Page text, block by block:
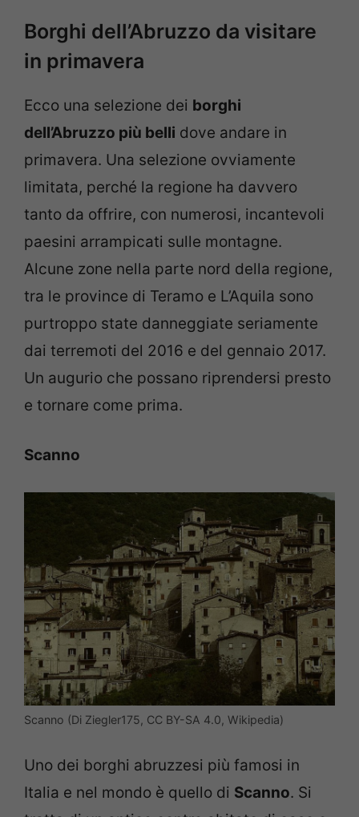
Borghi dell’Abruzzo da visitare
in primavera
Ecco una selezione dei borghi
dell’Abruzzo più belli dove andare in
primavera. Una selezione ovviamente
limitata, perché la regione ha davvero
tanto da offrire, con numerosi, incantevoli
paesini arrampicati sulle montagne.
Alcune zone nella parte nord della regione,
tra le province di Teramo e L’Aquila sono
purtroppo state danneggiate seriamente
dai terremoti del 2016 e del gennaio 2017.
Un augurio che possano riprendersi presto
e tornare come prima.
Scanno
Scanno (Di Ziegler175, CC BY-SA 4.0, Wikipedia)
Uno dei borghi abruzzesi più famosi in
Italia e nel mondo è quello di Scanno. Si